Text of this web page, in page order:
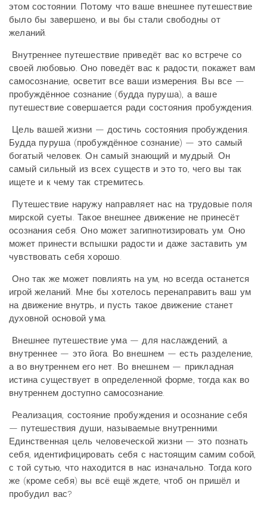
этом состоянии. Потому что ваше внешнее путешествие
было бы завершено, и вы бы стали свободны от
желаний.
Внутреннее путешествие приведёт вас ко встрече со
своей любовью. Оно поведёт вас к радости, покажет вам
самосознание, осветит все ваши измерения. Вы все —
пробуждённое сознание (будда пуруша), а ваше
путешествие совершается ради состояния пробуждения.
Цель вашей жизни — достичь состояния пробуждения.
Будда пуруша (пробуждённое сознание) — это самый
богатый человек. Он самый знающий и мудрый. Он
самый сильный из всех существ и это то, чего вы так
ищете и к чему так стремитесь.
Путешествие наружу направляет нас на трудовые поля
мирской суеты. Такое внешнее движение не принесёт
осознания себя. Оно может загипнотизировать ум. Оно
может принести вспышки радости и даже заставить ум
чувствовать себя хорошо.
Оно так же может повлиять на ум, но всегда останется
игрой желаний. Мне бы хотелось перенаправить ваш ум
на движение внутрь, и пусть такое движение станет
духовной основой ума.
Внешнее путешествие ума — для наслаждений, а
внутреннее — это йога. Во внешнем — есть разделение,
а во внутреннем его нет. Во внешнем — прикладная
истина существует в определенной форме, тогда как во
внутреннем доступно самосознание.
Реализация, состояние пробуждения и осознание себя
— путешествия души, называемые внутренними.
Единственная цель человеческой жизни — это познать
себя, идентифицировать себя с настоящим самим собой,
с той сутью, что находится в нас изначально. Тогда кого
же (кроме себя) вы всё ещё ждете, чтоб он пришёл и
пробудил вас?